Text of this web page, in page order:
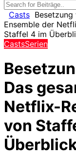
Casts
Ensemble der
Staffel 4 im
CastsSerien
Das
Netflix-
von